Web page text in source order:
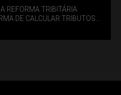
REFORMA TRIBITÁRIA
DE CALCULAR TRIBUTOS